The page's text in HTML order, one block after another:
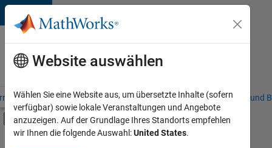
Weiter zum Inhalt
Karriere
bei
MathWorks
– Übersicht Stellensuche Niederlassungen Studierende und
Umschaltung für Off-Canvas-
Hauptinhalt
Website auswählen
Wählen Sie eine Website aus, um übersetzte Inhalte (sofern
verfügbar) sowie lokale Veranstaltungen und Angebote
anzuzeigen. Auf der Grundlage Ihres Standorts empfehlen
wir Ihnen die folgende Auswahl:United States.